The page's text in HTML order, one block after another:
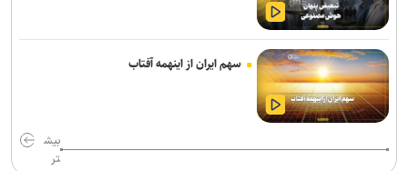
هیئت داوران پنجمین سوگواره ملی نمایش‌های آیینی و مذهبی «نی‌ناله»
معرفی شدند
پایان فیلمبرداری «پدر سنگ»/ روایتی از زخم‌های کودکی
با رفتن اکبر عبدی یک برادر را از دست دادم/ بازیگری که همیشه برگ
سهم ایران از اینهمه آفتاب
بیش
تر